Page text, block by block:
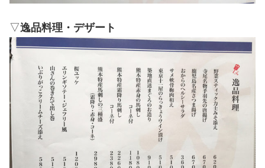
▽逸品料理・デザート